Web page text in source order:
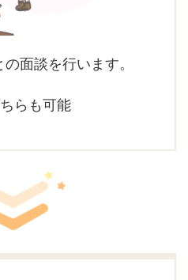
面談を行います。
らも可能